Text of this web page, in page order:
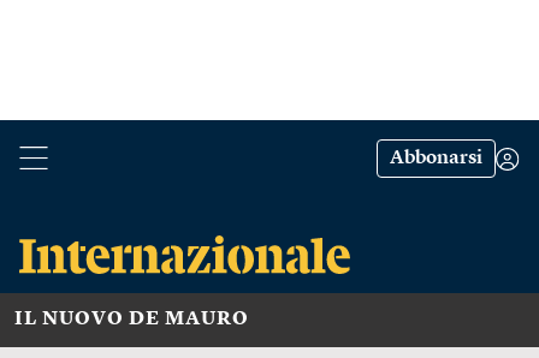
Abbonarsi
IL NUOVO DE MAURO